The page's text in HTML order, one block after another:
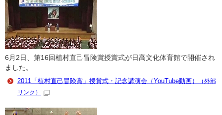
6月2日、第16回植村直己冒険賞授賞式が日高文化体育館で開催され
ました。
2011「植村直己冒険賞」授賞式・記念講演会（YouTube動画）
（外部
リンク）